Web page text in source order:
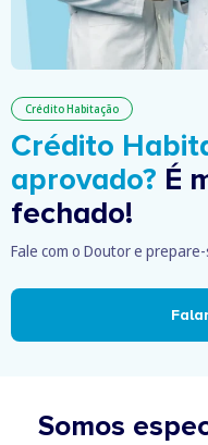
Crédito Habitação
Crédito
aprovado? É
fechado!
Fale com o Doutor e
Somos